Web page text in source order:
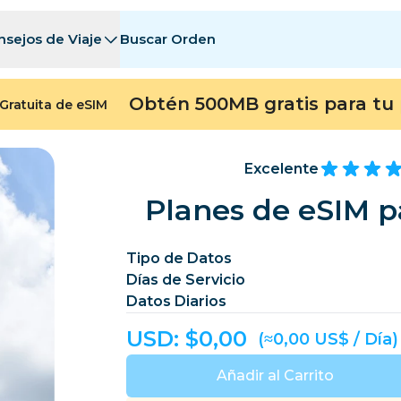
de Viaje Buscar Orden
Andorra
Bermudas
Camboya
Costa Rica Costa de Marfil
Dominica
Europa
de eSIM Obtén 500MB gratis para tu
Excelente
Planes de eSIM
Tipo de Datos
Días de Servicio
Datos Diarios
USD: $0,00 (≈0,00 US$ / Día)
Añadir al Carrito